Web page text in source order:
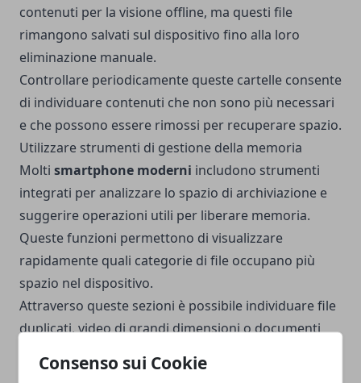
Consenso sui Cookie
contenuti per la visione offline, ma questi file
rimangono salvati sul dispositivo fino alla loro
eliminazione manuale.
Controllare periodicamente queste cartelle consente
di individuare contenuti che non sono più necessari
e che possono essere rimossi per recuperare spazio.
Utilizzare strumenti di gestione della memoria
Molti smartphone moderni includono strumenti
integrati per analizzare lo spazio di archiviazione e
suggerire operazioni utili per liberare memoria.
Queste funzioni permettono di visualizzare
rapidamente quali categorie di file occupano più
spazio nel dispositivo.
Attraverso queste sezioni è possibile individuare file
duplicati, video di grandi dimensioni o documenti
offrono anche suggerimenti automatici per